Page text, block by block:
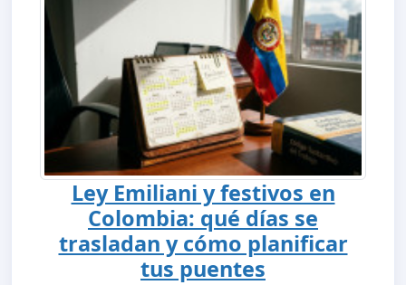
Ley Emiliani y festivos en
Colombia: qué días se
trasladan y cómo planificar
tus puentes